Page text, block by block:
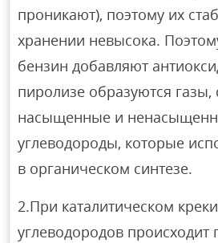
проникают), поэтому их
хранении невысока.
бензин добавляют
пиролизе образуются
насыщенные и
углеводороды, которые
в органическом синтезе.
2.При каталитическом
углеводородов происходит